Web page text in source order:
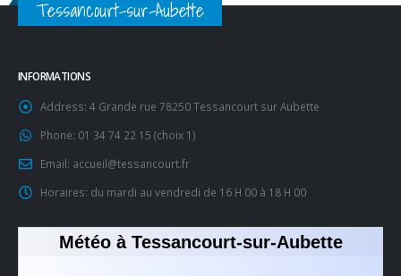
Tessancourt-sur-Aubette
INFORMATIONS
Address: 4 Grande rue 78250 Tessancourt sur Aubette
Phone: 01 34 74 22 15 (choix 1)
Email: accueil@tessancourt.fr
Horaires: du mardi au vendredi de 16 H 00 à 18 H 00
Météo à Tessancourt-sur-Aubette